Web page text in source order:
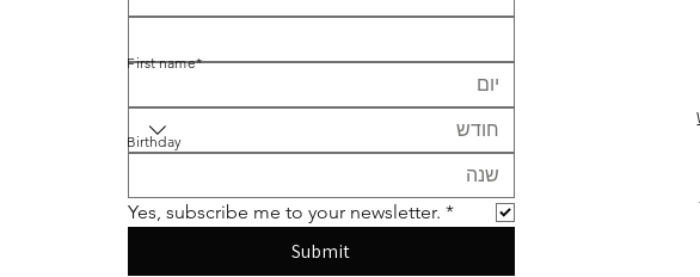
חודש
Yes, subscribe me to your newsletter. *
Submit
*First name
Birthday